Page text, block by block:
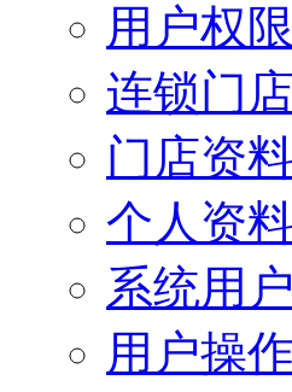
用户权
连锁门
门店资
个人资
系统用
用户操